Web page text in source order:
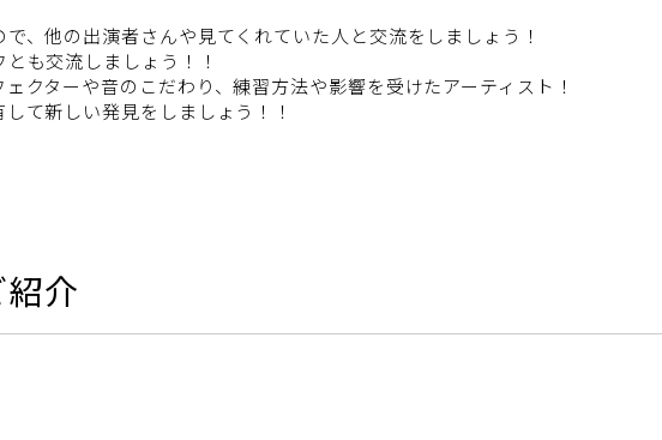
、他の出演者さんや見てくれていた人と交流をしましょう！
も交流しましょう！！
クターや音のこだわり、練習方法や影響を受けたアーティスト！
て新しい発見をしましょう！！
介